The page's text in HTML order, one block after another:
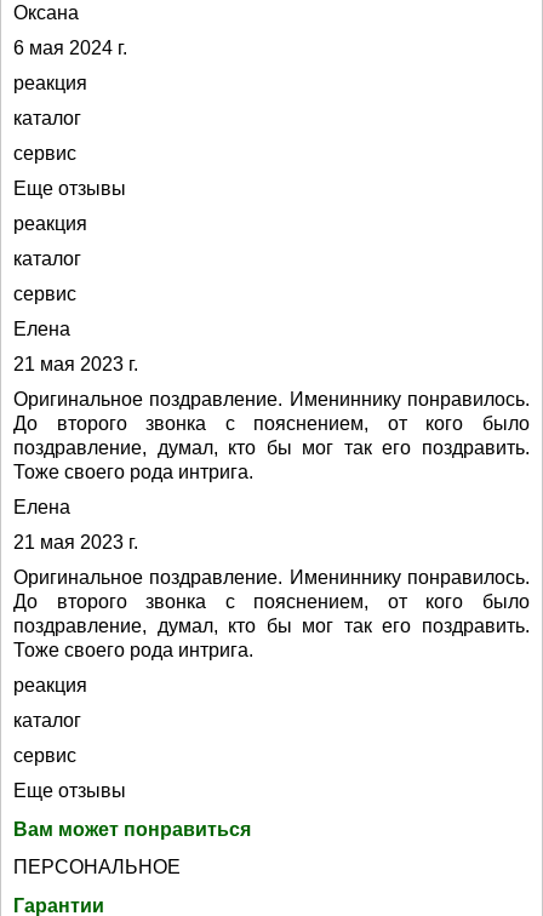
Оксана
6 мая 2024 г.
реакция
каталог
сервис
Еще отзывы
реакция
каталог
сервис
Елена
21 мая 2023 г.
Оригинальное поздравление. Имениннику понравилось.
До второго звонка с пояснением, от кого было
поздравление, думал, кто бы мог так его поздравить.
Тоже своего рода интрига.
Елена
21 мая 2023 г.
Оригинальное поздравление. Имениннику понравилось.
До второго звонка с пояснением, от кого было
поздравление, думал, кто бы мог так его поздравить.
Тоже своего рода интрига.
реакция
каталог
сервис
Еще отзывы
Вам может понравиться
ПЕРСОНАЛЬНОЕ
Гарантии